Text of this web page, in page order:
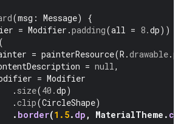
(msg : Message)
{
= Modifier .padding(all = 8.dp))
(
= painterResource(R .drawable.
= null,
= Modifier
. size(40.dp)
.clip(CircleShape)
. border(1.5. dp , MaterialTheme .